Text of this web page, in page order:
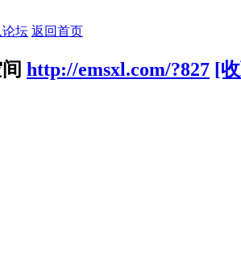
坛 返回首页
http://emsxl.com/?827 [